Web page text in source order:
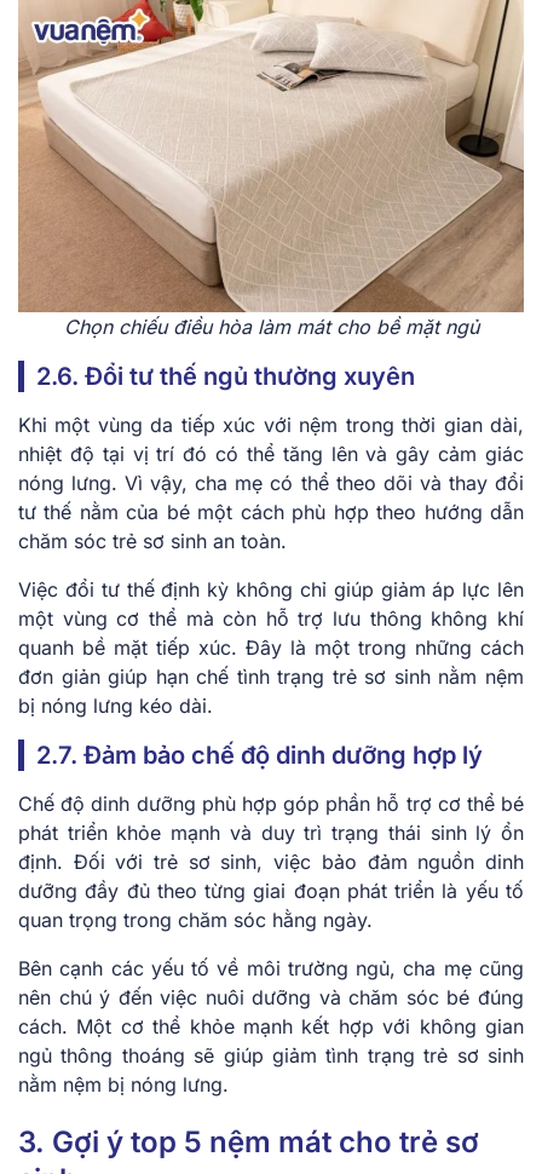
Chọn chiếu điều hòa làm mát cho bề mặt ngủ
2.6. Đổi tư thế ngủ thường xuyên
Khi một vùng da tiếp xúc với nệm trong thời gian dài,
nhiệt độ tại vị trí đó có thể tăng lên và gây cảm giác
nóng lưng. Vì vậy, cha mẹ có thể theo dõi và thay đổi
tư thế nằm của bé một cách phù hợp theo hướng dẫn
chăm sóc trẻ sơ sinh an toàn.
Việc đổi tư thế định kỳ không chỉ giúp giảm áp lực lên
một vùng cơ thể mà còn hỗ trợ lưu thông không khí
quanh bề mặt tiếp xúc. Đây là một trong những cách
đơn giản giúp hạn chế tình trạng trẻ sơ sinh nằm nệm
bị nóng lưng kéo dài.
2.7. Đảm bảo chế độ dinh dưỡng hợp lý
Chế độ dinh dưỡng phù hợp góp phần hỗ trợ cơ thể bé
phát triển khỏe mạnh và duy trì trạng thái sinh lý ổn
định. Đối với trẻ sơ sinh, việc bảo đảm nguồn dinh
dưỡng đầy đủ theo từng giai đoạn phát triển là yếu tố
quan trọng trong chăm sóc hằng ngày.
Bên cạnh các yếu tố về môi trường ngủ, cha mẹ cũng
nên chú ý đến việc nuôi dưỡng và chăm sóc bé đúng
cách. Một cơ thể khỏe mạnh kết hợp với không gian
ngủ thông thoáng sẽ giúp giảm tình trạng trẻ sơ sinh
nằm nệm bị nóng lưng.
3. Gợi ý top 5 nệm mát cho trẻ sơ